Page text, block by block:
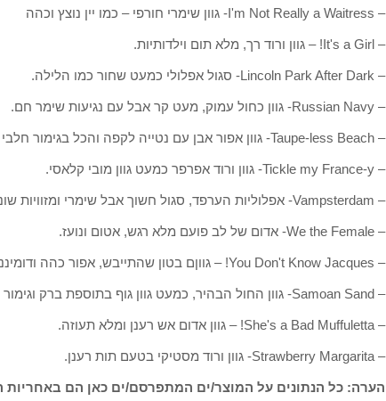
– I'm Not Really a Waitress- גוון שימרי חורפי – כמו יין נוצץ וכהה
– It's a Girl! – גוון ורוד רך, מלא תום וילדותיות.
– Lincoln Park After Dark- סגול אפלולי כמעט שחור כמו הלילה.
– Russian Navy- גוון כחול עמוק, מעט קר אבל עם נגיעות שימר חם.
– Taupe-less Beach- גוון אפור אבן עם נטייה לקפה והכל בגימור חלבי עדין.
– Tickle my France-y- גוון ורוד אפרפר כמעט גוון מובי קלאסי.
– Vampsterdam- אפלוליות הערפד, סגול חשוך אבל שימרי ומזוויות שונות בורדו מדמם.
– We the Female- אדום של לב פועם מלא רגש, אטום ונועז.
– You Don't Know Jacques! – גווןם בטון שהתייבש, אפור כהה ודומיננטי.
– Samoan Sand- גוון החול הבהיר, כמעט גוון גוף בתוספת ברק וגימור חלק.
– She's a Bad Muffuletta! – גוון אדום אש רענן ומלא תעוזה.
– Strawberry Margarita- גוון ורוד מסטיקי בטעם תות רענן.
הערה: כל הנתונים על המוצר/ים המתפרסם/ים כאן הם באחריות